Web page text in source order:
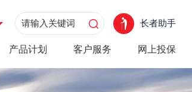
长者助手
产品计划 客户服务 网上投保